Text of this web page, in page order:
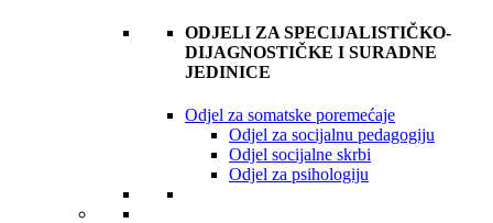
ODJELI ZA SPECIJALISTIČKO-
DIJAGNOSTIČKE I SURADNE
JEDINICE
Odjel za somatske poremećaje
Odjel za socijalnu pedagogiju
Odjel socijalne skrbi
Odjel za psihologiju